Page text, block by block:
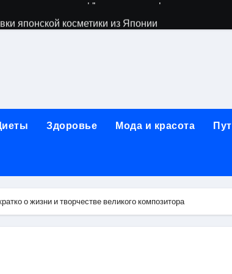
анонимные современные программы и роль
направленными на обход
взрослые, детские и городские модели,
на ручки
Здоровье Мода и красота
о жизни и творчестве великого композитора